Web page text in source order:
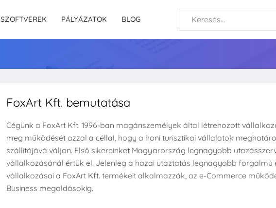
SZOFTVEREK PÁLYÁZATOK BLOG
FoxArt Kft. bemutatása
Cégünk a FoxArt Kft. 1996-ban magánszemélyek által létrehozott
meg működését azzal a céllal, hogy a honi turisztikai vállalatok
szállítójává váljon. Első sikereinket Magyarország legnagyobb
vállalkozásánál értük el. Jelenleg a hazai utaztatás legnagyobb forgalmú
vállalkozásai a FoxArt Kft. termékeit alkalmazzák, az e-Commerce
Business megoldásokig.